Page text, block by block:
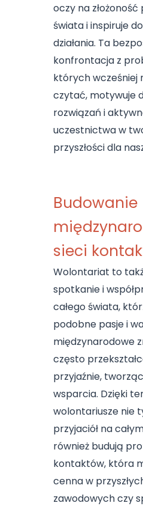
oczy na
świata i inspiruje
działania. Ta
konfrontacja z
których wcześniej
czytać, motywuje
rozwiązań i
uczestnictwa w
przyszłości dla
Budowanie
sieci
Wolontariat to
spotkanie i
całego świata,
podobne pasje i
międzynarodowe
często
przyjaźnie,
wsparcia. Dzięki
wolontariusze nie
przyjaciół na
również budują
kontaktów, która
cenna w
zawodowych czy